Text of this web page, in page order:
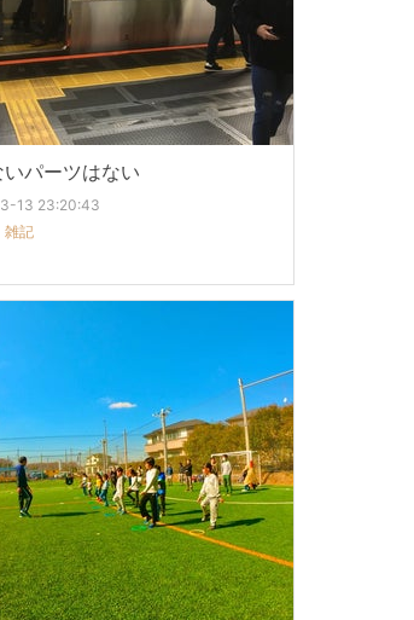
いパーツはない
13 23:20:43
雑記